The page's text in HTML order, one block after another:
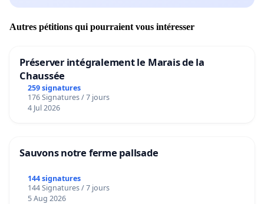
Autres pétitions qui pourraient vous intéresser
Préserver intégralement le Marais de la
Chaussée
259 signatures
176 Signatures / 7 jours
4 Jul 2026
Sauvons notre ferme pallsade
144 signatures
144 Signatures / 7 jours
5 Aug 2026